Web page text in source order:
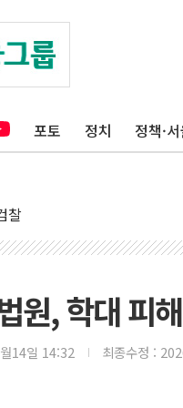
포토 정치 정책·
찰
원, 학대 피
14일 14:32 최종수정 :